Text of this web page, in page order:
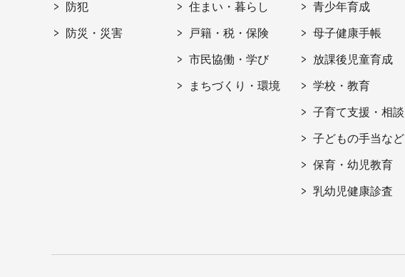
防犯
防災・災害
住まい・暮らし
戸籍・税・保険
市民協働・学び
まちづくり・環境
青少年育成
母子健康手帳
放課後児童育成
学校・教育
子育て支援・相談
子どもの手当など
保育・幼児教育
乳幼児健康診査